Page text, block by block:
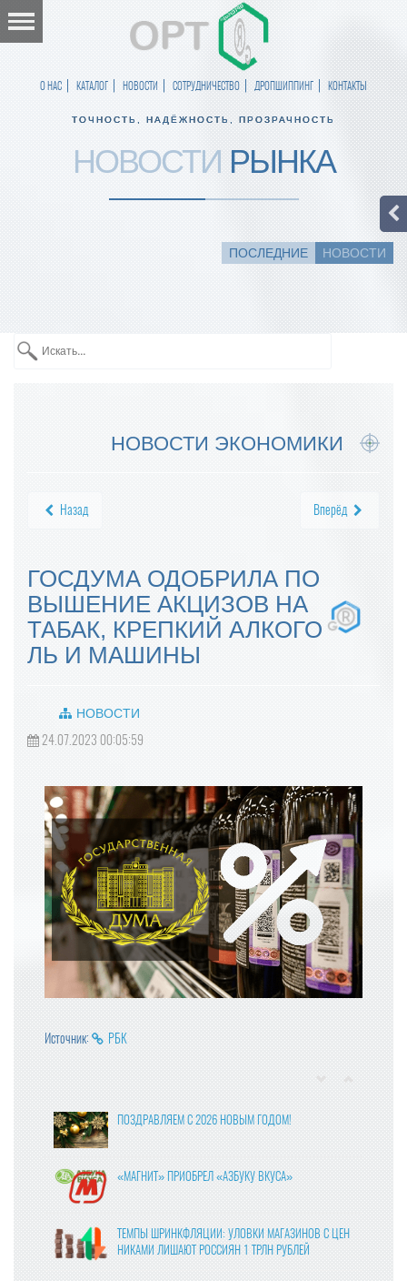
О НАС КАТАЛОГ НОВОСТИ СОТРУДНИЧЕСТВО ДРОПШИППИНГ КОНТАКТЫ
ТОЧНОСТЬ, НАДЁЖНОСТЬ, ПРОЗРАЧНОСТЬ
НОВОСТИ РЫНКА
ПОСЛЕДНИЕ НОВОСТИ
НОВОСТИ ЭКОНОМИКИ
Назад Вперёд
ГОСДУМА ОДОБРИЛА ПО
ВЫШЕНИЕ АКЦИЗОВ НА
ТАБАК, КРЕПКИЙ АЛКОГО
ЛЬ И МАШИНЫ
НОВОСТИ
24.07.2023 00:05:59
Источник: РБК
ПОЗДРАВЛЯЕМ С 2026 НОВЫМ ГОДОМ!
«МАГНИТ» ПРИОБРЕЛ «АЗБУКУ ВКУСА»
ТЕМПЫ ШРИНКФЛЯЦИИ: УЛОВКИ МАГАЗИНОВ С ЦЕН
НИКАМИ ЛИШАЮТ РОССИЯН 1 ТРЛН РУБЛЕЙ